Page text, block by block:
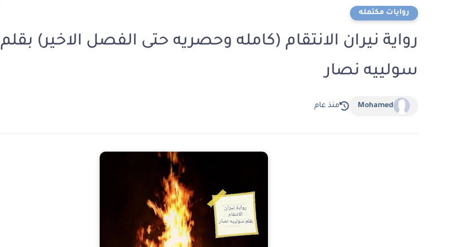
روايات مكتمله
رواية نيران الانتقام (كامله وحصريه حتى الفصل الاخير) بقلم
سولييه نصار
Mohamed منذ عام